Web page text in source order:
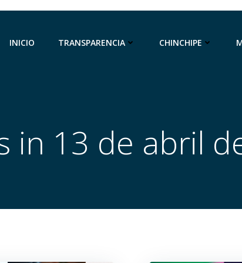
INICIO TRANSPARENCIA CHINCHIPE
in 13 de abril